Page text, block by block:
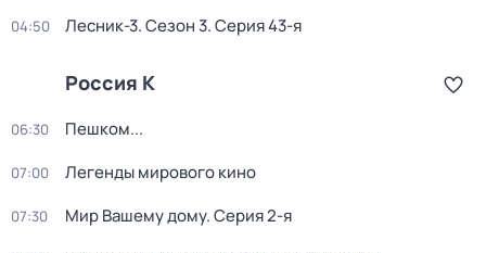
04:50 Лесник-3. Сезон 3. Серия 43-я
Россия К
06:30 Пешком...
07:00 Легенды мирового кино
07:30 Мир Вашему дому. Серия 2-я